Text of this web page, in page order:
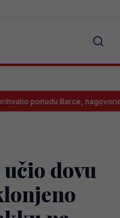
Barce, nagovorio ga je
dovu